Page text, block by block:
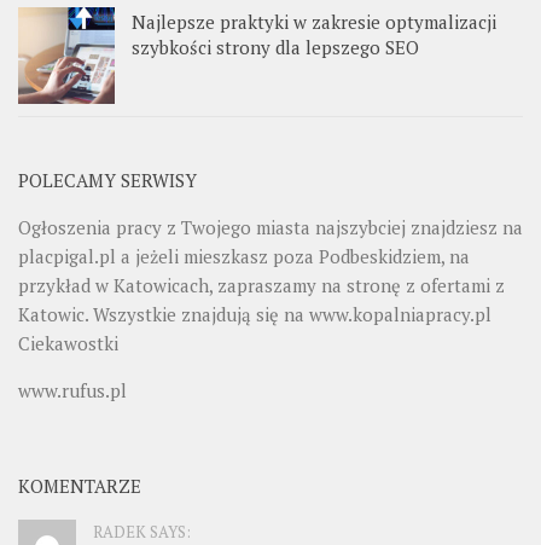
Najlepsze praktyki w zakresie optymalizacji
szybkości strony dla lepszego SEO
POLECAMY SERWISY
Ogłoszenia pracy z Twojego miasta najszybciej znajdziesz na
placpigal.pl a jeżeli mieszkasz poza Podbeskidziem, na
przykład w Katowicach, zapraszamy na stronę z ofertami z
Katowic. Wszystkie znajdują się na www.kopalniapracy.pl
Ciekawostki
www.rufus.pl
KOMENTARZE
RADEK SAYS: